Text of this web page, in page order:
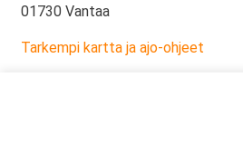
01730 Vantaa
Tarkempi kartta ja ajo-ohjeet